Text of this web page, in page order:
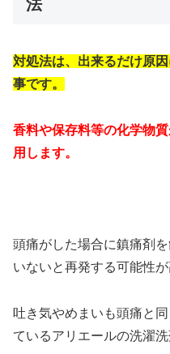
法
対処法は、出来るだけ原
事です。
香料や保存料等の化学物
用します。
頭痛がした場合に鎮痛剤
いないと再発する可能性が
吐き気やめまいも頭痛と
ているアリエールの洗濯